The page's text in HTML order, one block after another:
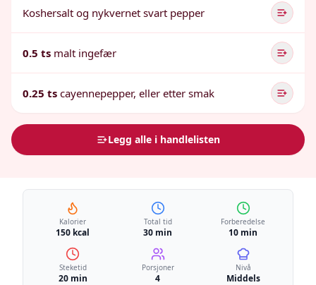
Koshersalt og nykvernet svart pepper
0.5 ts malt ingefær
0.25 ts cayennepepper, eller etter smak
Legg alle i handlelisten
Kalorier
150 kcal
Total tid
30 min
Forberedelse
10 min
Steketid
20 min
Porsjoner
4
Nivå
Middels